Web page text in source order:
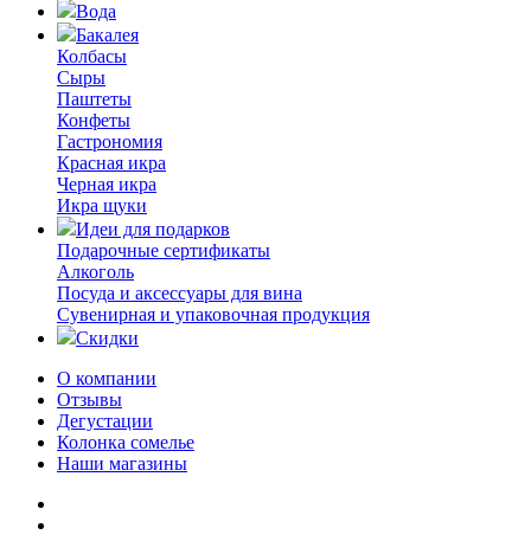
Вода
Бакалея
Колбасы
Сыры
Паштеты
Конфеты
Гастрономия
Красная икра
Черная икра
Икра щуки
Идеи для подарков
Подарочные сертификаты
Алкоголь
Посуда и аксессуары для вина
Сувенирная и упаковочная продукция
Скидки
О компании
Отзывы
Дегустации
Колонка сомелье
Наши магазины